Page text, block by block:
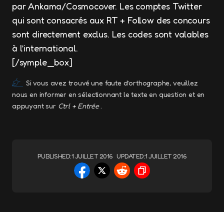
par Ankama/Cosmocover. Les comptes Twitter
qui sont consacrés aux RT + Follow des concours
sont directement exclus. Les codes sont valables
à l’international.
[/symple_box]
Si vous avez trouvé une faute d’orthographe, veuillez
nous en informer en sélectionnant le texte en question et en
appuyant sur Ctrl + Entrée.
PUBLISHED:1 JUILLET 2016 UPDATED:1 JUILLET 2016